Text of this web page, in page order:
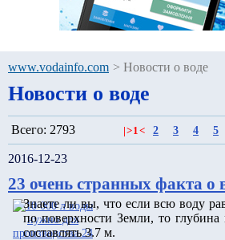
www.vodainfo.com > Новости о воде
Новости о воде
Всего: 2793 >1< 2 3 4 5
2016-12-23
23 очень странных факта о
Знаете ли вы, что если всю воду
по поверхности Земли, то глубина
составлять 3.7 м.